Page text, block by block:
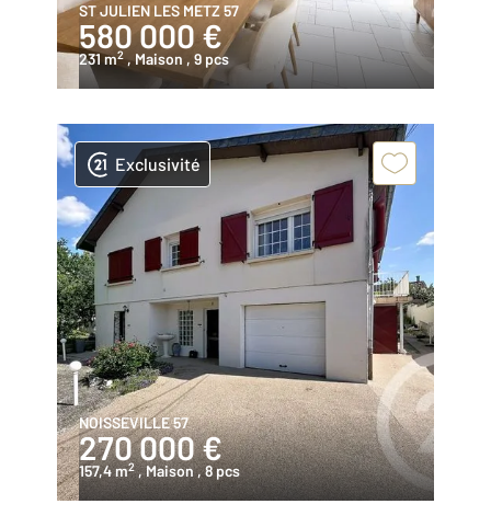
ST JULIEN LES METZ 57
580 000 €
231 m2 , Maison , 9 pcs
Exclusivité
NOISSEVILLE 57
270 000 €
157,4 m2 , Maison, 8 pcs